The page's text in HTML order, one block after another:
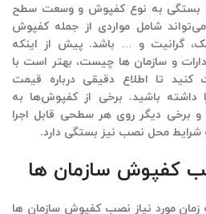
بستگی به نوع کفپوش و وسعت سطح
شامل مواردی از جمله کفپوش
گرانیت و … باشد. پیش از اینکه
و سازمان ها چیست، بهتر است با
کنید تا اطلاع دقیقی درباره قیمت
باشید. برخی از کفپوش‌ها به
و برخی دیگر روی هر سطحی قابل اجرا
شرایط محل نصب نیز بستگی دارد.
کفپوش سازمان ها
زمان مورد نیاز نصب کفپوش سازمان ها